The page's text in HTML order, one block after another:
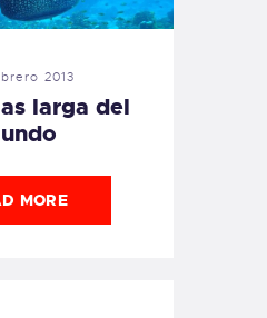
2013
larga del
MORE